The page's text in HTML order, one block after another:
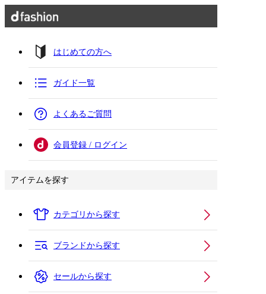
はじめての方へ
ガイド一覧
よくあるご質問
会員登録 / ログイン
アイテムを探す
カテゴリから探す
ブランドから探す
セールから探す